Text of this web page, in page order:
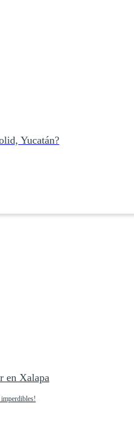
Yucatán?
en Xalapa
imperdibles!